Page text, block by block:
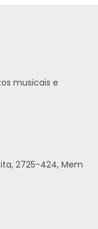
musicais e
2725-424, Mem